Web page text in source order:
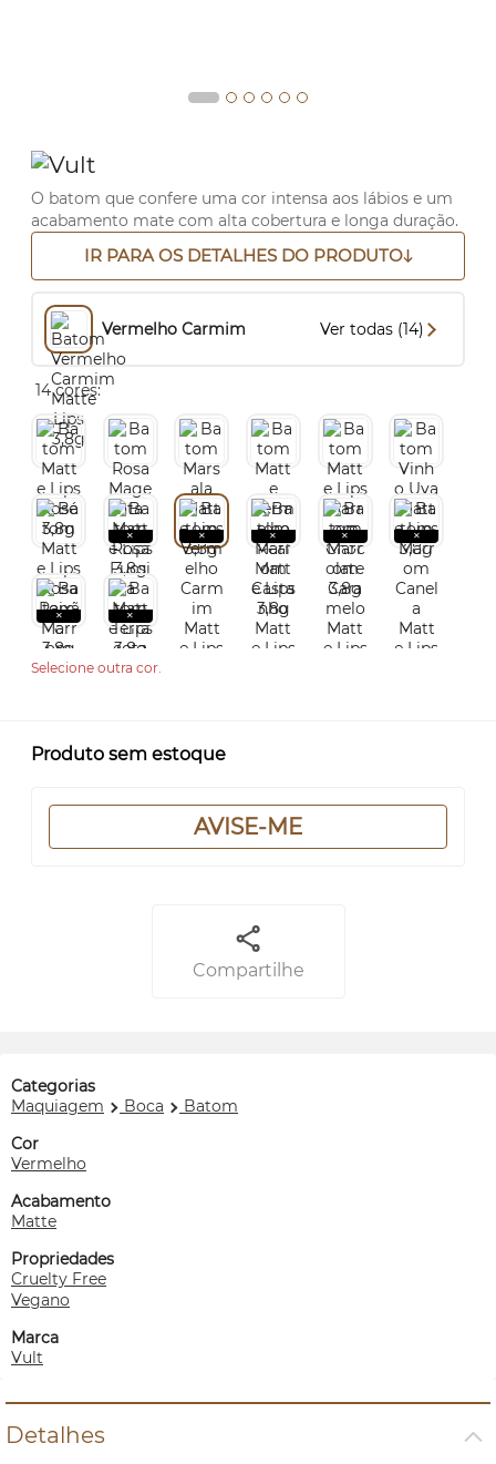
O batom que confere uma cor intensa aos lábios e um
acabamento mate com alta cobertura e longa duração.
IR PARA OS DETALHES DO PRODUTO
Vermelho Carmim Ver todas (14)
14 cores:
Selecione outra cor.
Produto sem estoque
AVISE-ME
Compartilhe
Categorias
Maquiagem
Boca
Batom
Cor
Vermelho
Acabamento
Matte
Propriedades
Cruelty Free
Vegano
Marca
Vult
Detalhes